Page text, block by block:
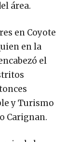
área.
en Coyote
en la
el
y Turismo
Carignan.